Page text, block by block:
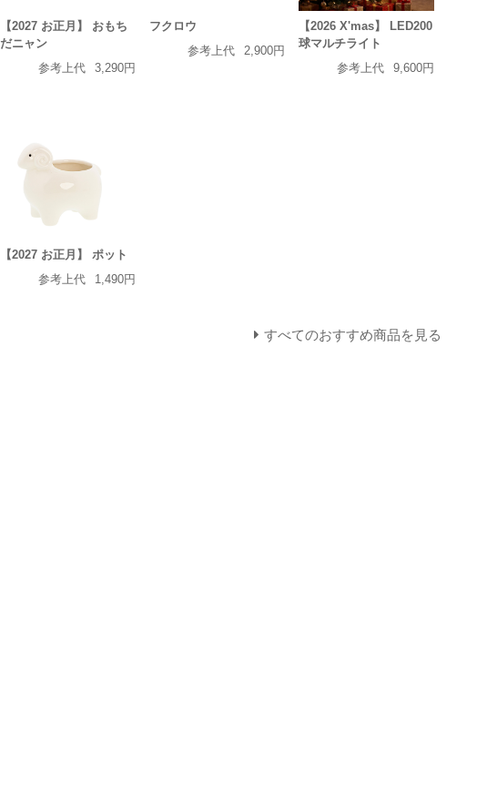
【2027 お正月】 おもち
だニャン
参考上代
3,290円
フクロウ
参考上代
2,900円
【2026 X'mas】 LED200
球マルチライト
参考上代
9,600円
【2027 お正月】 ポット
参考上代
1,490円
すべてのおすすめ商品を見る